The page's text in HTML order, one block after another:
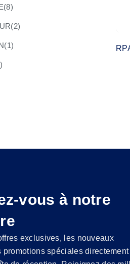
(8)
(2)
(1)
(10)
vous à notre
exclusives, les nouveaux
promotions spéciales directement